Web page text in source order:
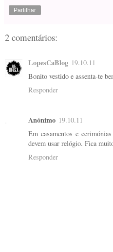
Partilhar
2 comentários:
LopesCaBlog 19.10.11
Bonito vestido e assenta-te
Responder
Anónimo 19.10.11
Em casamentos e
devem usar relógio. Fica
Responder